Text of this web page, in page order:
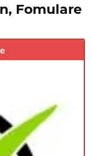
Fomulare